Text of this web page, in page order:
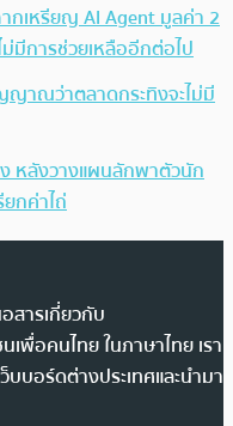
เหรียญ AI Agent มูลค่า 2
มีการช่วยเหลืออีกต่อไป
าณว่าตลาดกระทิงจะไม่มี
หลังวางแผนลักพาตัวนัก
กค่าไถ่
สารเกี่ยวกับ
เพื่อคนไทย ในภาษาไทย เรา
บอร์ดต่างประเทศและนำมา